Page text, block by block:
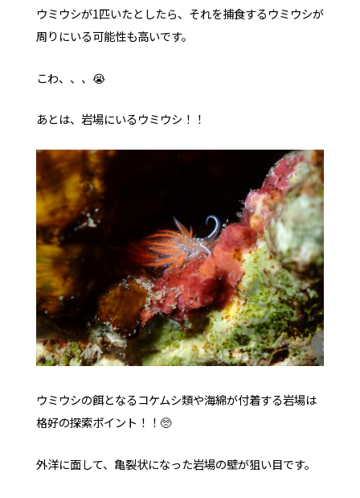
ウミウシが1匹いたとしたら、それを捕食するウミウシが
周りにいる可能性も高いです。
こわ、、、😭
あとは、岩場にいるウミウシ！！
ウミウシの餌となるコケムシ類や海綿が付着する岩場は
格好の探索ポイント！！🥺
外洋に面して、亀裂状になった岩場の壁が狙い目です。